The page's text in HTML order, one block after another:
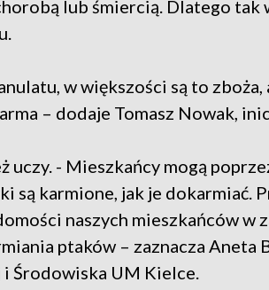
lub śmiercią. Dlatego tak
w większości są to
– dodaje Tomasz Nowak,
- Mieszkańcy mogą
są karmione, jak je dokarmiać.
naszych mieszkańców w
ptaków – zaznacza Aneta
Środowiska UM Kielce.